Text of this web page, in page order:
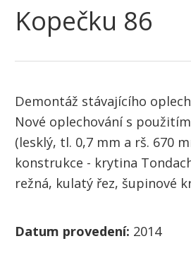
Kopečku 86
Demontáž stávajícího
Nové oplechování s
(lesklý, tl. 0,7 mm a rš. 670
konstrukce - krytina
režná, kulatý řez, šupinové
Datum provedení: 2014